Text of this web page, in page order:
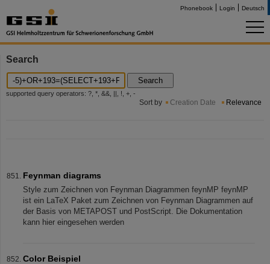
Phonebook Login Deutsch
Search
Search
supported query operators: ?, *, &&, ||, !, +, -
Sort by Creation Date Relevance
Feynman diagrams
Style zum Zeichnen von Feynman Diagrammen feynMP feynMP
ist ein LaTeX Paket zum Zeichnen von Feynman Diagrammen auf
der Basis von METAPOST und PostScript. Die Dokumentation
kann hier eingesehen werden
Color Beispiel